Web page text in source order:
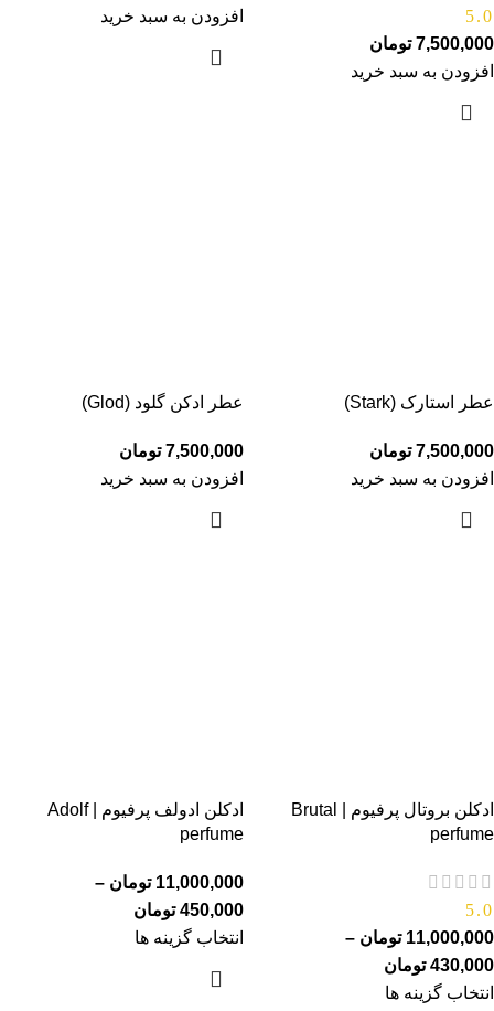
5.0
7,500,000 تومان
افزودن به سبد خرید
افزودن به سبد خرید
عطر استارک (Stark)
7,500,000 تومان
افزودن به سبد خرید
عطر ادکن گلود (Glod)
7,500,000 تومان
افزودن به سبد خرید
ادکلن بروتال پرفیوم | Brutal
perfume
5.0
11,000,000 تومان –
430,000 تومان
انتخاب گزینه ها
ادکلن ادولف پرفیوم | Adolf
perfume
11,000,000 تومان –
450,000 تومان
انتخاب گزینه ها